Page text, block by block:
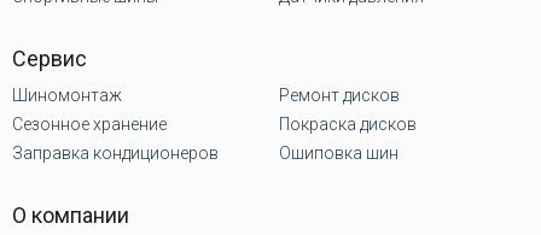
Сервис
Шиномонтаж
Сезонное хранение
Заправка кондиционеров
Ремонт дисков
Покраска дисков
Ошиповка шин
О компании